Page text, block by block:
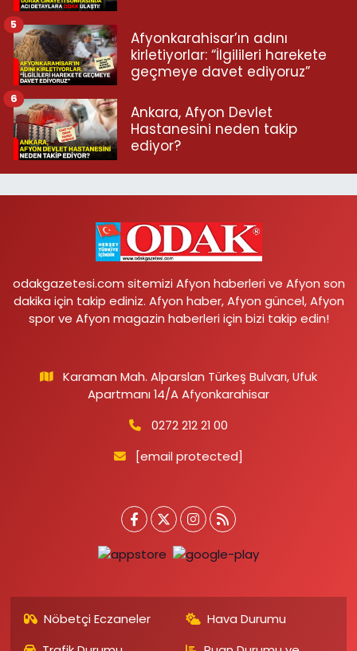
Afyonkarahisar’ın adını
kirletiyorlar: “İlgilileri harekete
geçmeye davet ediyoruz”
5
Ankara, Afyon Devlet
Hastanesini neden takip
ediyor?
6
odakgazetesi.com sitemizi Afyon haberleri ve Afyon son
dakika için takip ediniz. Afyon haber, Afyon güncel, Afyon
spor ve Afyon magazin haberleri için bizi takip edin!
Karaman Mah. Alparslan Türkeş Bulvarı, Ufuk
Apartmanı 14/A Afyonkarahisar
0272 212 21 00
[email protected]
Nöbetçi Eczaneler
Hava Durumu